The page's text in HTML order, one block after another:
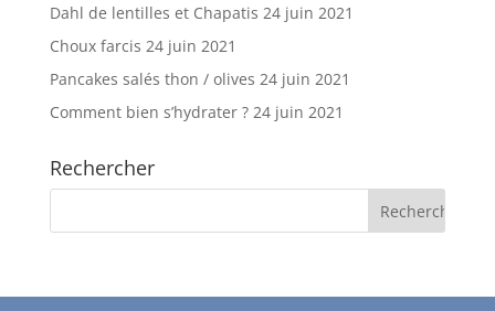
Dahl de lentilles et Chapatis 24 juin 2021
Choux farcis 24 juin 2021
Pancakes salés thon / olives 24 juin 2021
Comment bien s’hydrater ? 24 juin 2021
Rechercher